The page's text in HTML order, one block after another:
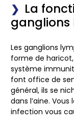
La
Les ganglions
forme de
système
font office de
général, ils se
dans l’aine.
infection vous